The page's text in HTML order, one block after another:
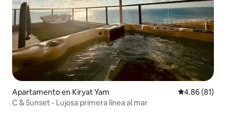
Apartamento en Kiryat Yam Calificación
4.86 (81)
C & Sunset - Lujosa primera línea al mar